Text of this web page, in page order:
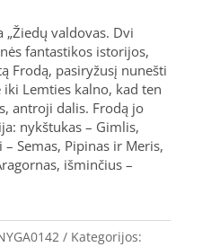
„Žiedų valdovas. Dvi
fantastikos istorijos,
Frodą, pasiryžusį nunešti
Lemties kalno, kad ten
antroji dalis. Frodą jo
nykštukas – Gimlis,
Semas, Pipinas ir Meris,
išminčius –
Kategorijos: